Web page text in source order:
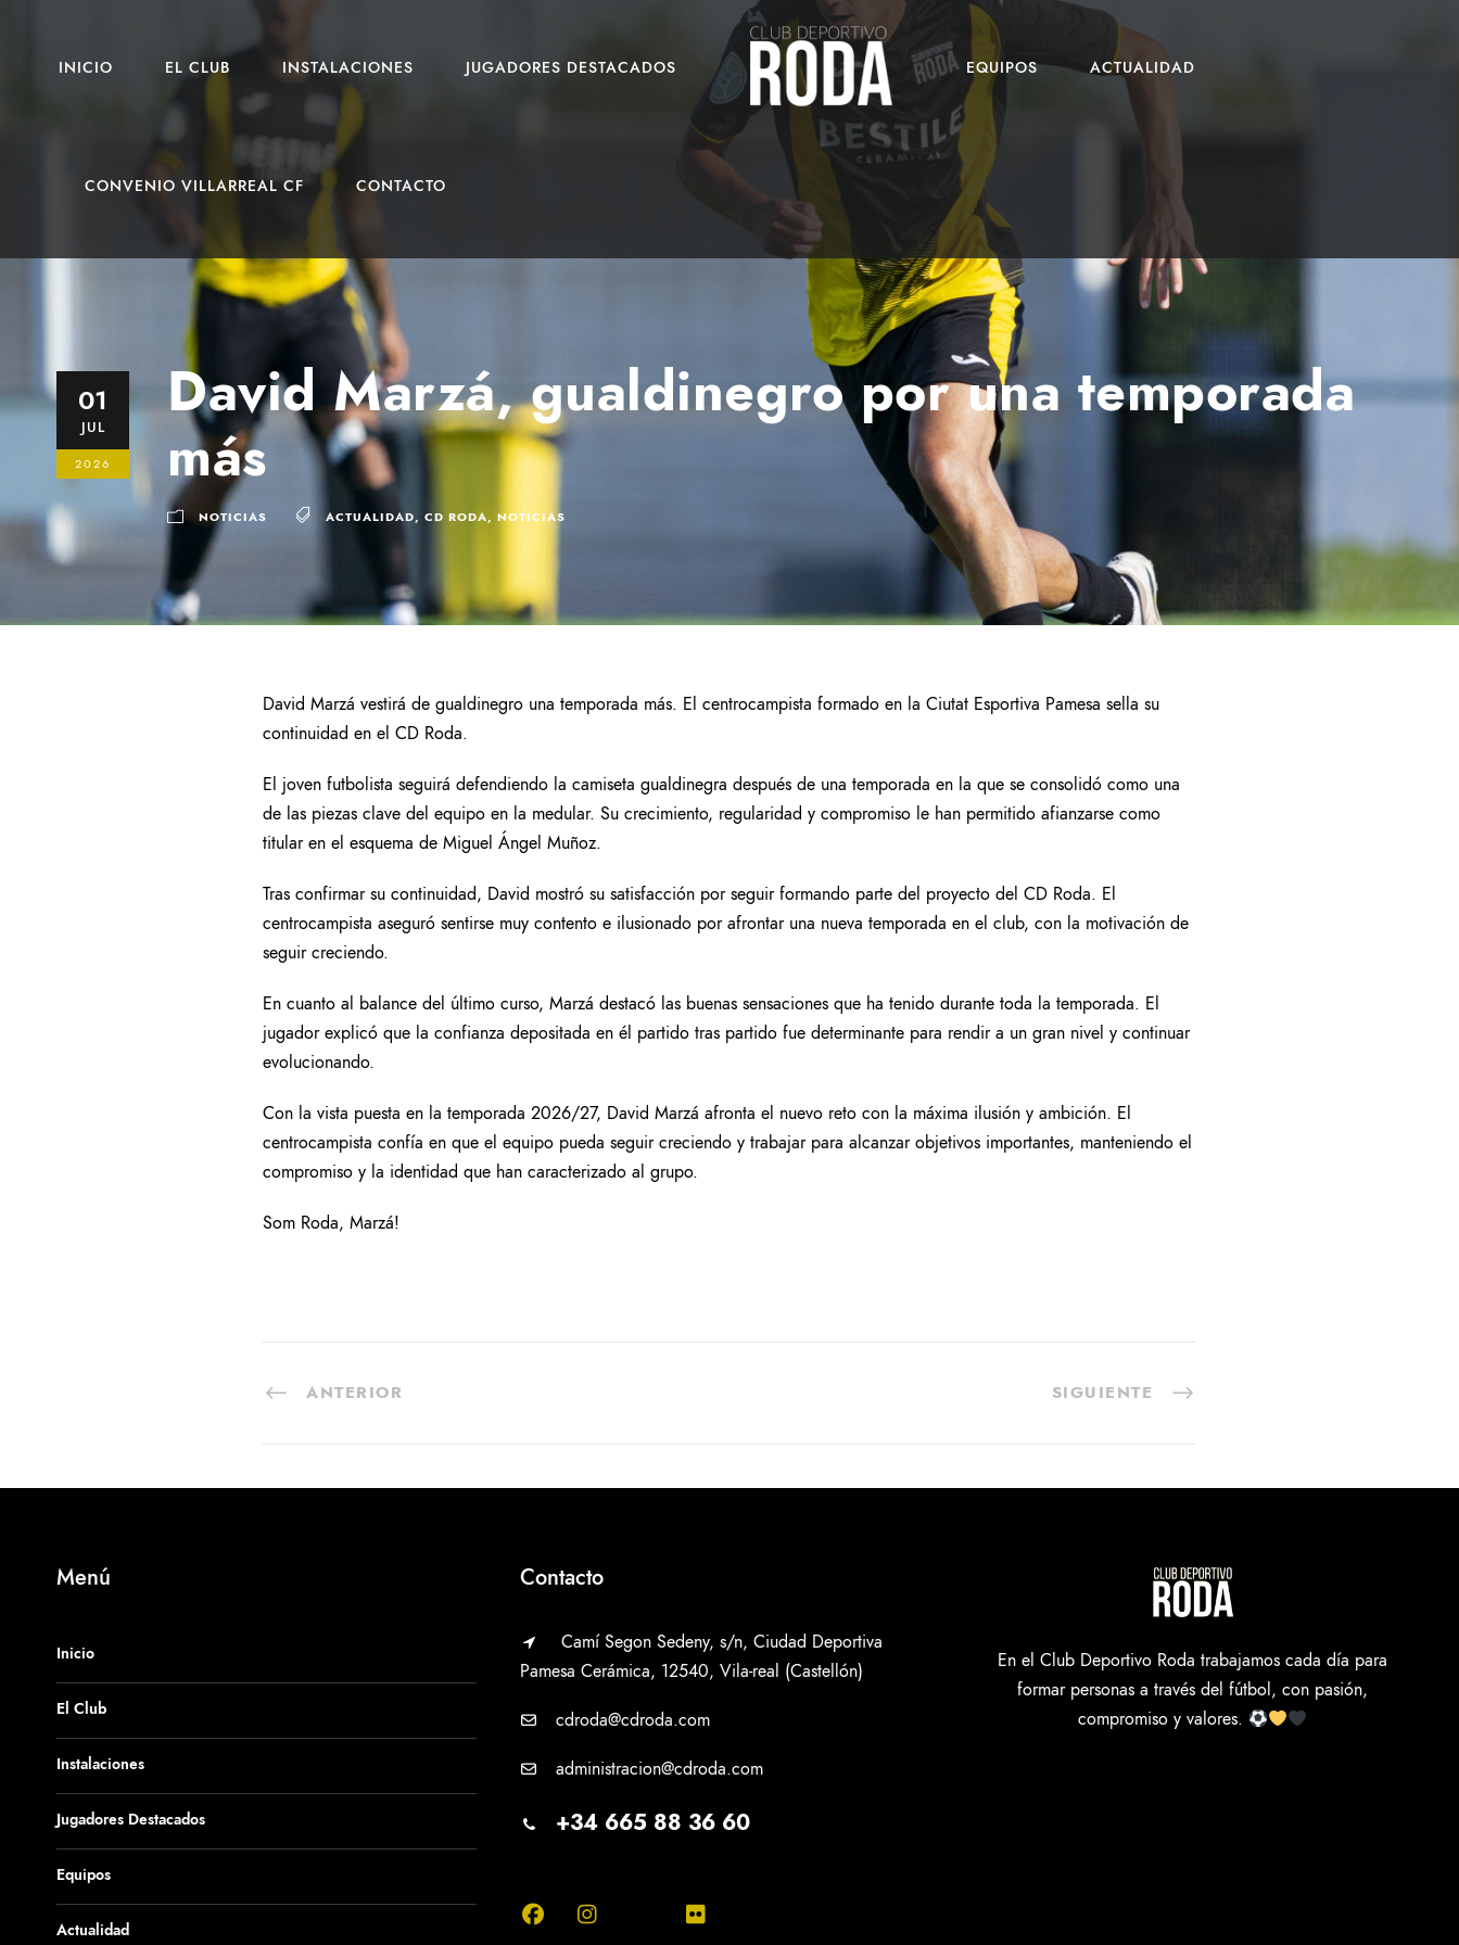
INICIO EL CLUB INSTALACIONES JUGADORES DESTACADOS EQUIPOS ACTUALIDAD
CONVENIO VILLARREAL CF CONTACTO
01
JUL
2026
David Marzá, gualdinegro por una temporada
más
NOTICIAS ACTUALIDAD, CD RODA, NOTICIAS
David Marzá vestirá de gualdinegro una temporada más. El centrocampista formado en la Ciutat Esportiva Pamesa sella su
continuidad en el CD Roda.
El joven futbolista seguirá defendiendo la camiseta gualdinegra después de una temporada en la que se consolidó como una
de las piezas clave del equipo en la medular. Su crecimiento, regularidad y compromiso le han permitido afianzarse como
titular en el esquema de Miguel Ángel Muñoz.
Tras confirmar su continuidad, David mostró su satisfacción por seguir formando parte del proyecto del CD Roda. El
centrocampista aseguró sentirse muy contento e ilusionado por afrontar una nueva temporada en el club, con la motivación de
seguir creciendo.
En cuanto al balance del último curso, Marzá destacó las buenas sensaciones que ha tenido durante toda la temporada. El
jugador explicó que la confianza depositada en él partido tras partido fue determinante para rendir a un gran nivel y continuar
evolucionando.
Con la vista puesta en la temporada 2026/27, David Marzá afronta el nuevo reto con la máxima ilusión y ambición. El
centrocampista confía en que el equipo pueda seguir creciendo y trabajar para alcanzar objetivos importantes, manteniendo el
compromiso y la identidad que han caracterizado al grupo.
Som Roda, Marzá!
ANTERIOR SIGUIENTE
Menú
Inicio
El Club
Instalaciones
Jugadores Destacados
Equipos
Actualidad
Contacto
Camí Segon Sedeny, s/n, Ciudad Deportiva
Pamesa Cerámica, 12540, Vila-real (Castellón)
cdroda@cdroda.com
administracion@cdroda.com
+34 665 88 36 60
En el Club Deportivo Roda trabajamos cada día para
formar personas a través del fútbol, con pasión,
compromiso y valores.